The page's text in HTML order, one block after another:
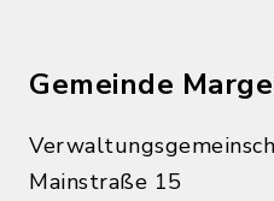
Gemeinde
Mainstraße 15